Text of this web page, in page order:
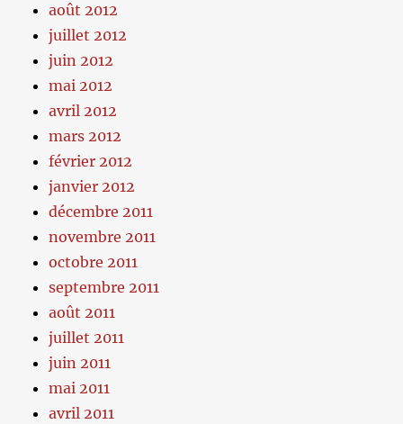
août 2012
juillet 2012
juin 2012
mai 2012
avril 2012
mars 2012
février 2012
janvier 2012
décembre 2011
novembre 2011
octobre 2011
septembre 2011
août 2011
juillet 2011
juin 2011
mai 2011
avril 2011